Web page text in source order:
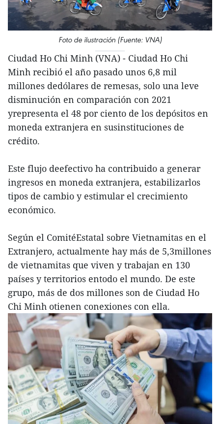
Foto de ilustración (Fuente: VNA)
Ciudad Ho Chi Minh (VNA) - Ciudad Ho Chi
Minh recibió el año pasado unos 6,8 mil
millones dedólares de remesas, solo una leve
disminución en comparación con 2021
yrepresenta el 48 por ciento de los depósitos en
moneda extranjera en susinstituciones de
crédito.
Este flujo deefectivo ha contribuido a generar
ingresos en moneda extranjera, estabilizarlos
tipos de cambio y estimular el crecimiento
económico.
Según el ComitéEstatal sobre Vietnamitas en el
Extranjero, actualmente hay más de 5,3millones
de vietnamitas que viven y trabajan en 130
países y territorios entodo el mundo. De este
grupo, más de dos millones son de Ciudad Ho
Chi Minh otienen conexiones con ella.